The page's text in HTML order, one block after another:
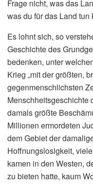
Frage nicht, was das
was du für das Land tun
Es lohnt sich, so
Geschichte des
bedenken, unter
Krieg „mit der größten,
gegenmenschlichsten
Menschheitsgeschichte
damals größte
Millionen ermordeten
dem Gebiet der
Hoffnungslosigkeit,
kamen in den Westen,
zu bieten hatte, kaum